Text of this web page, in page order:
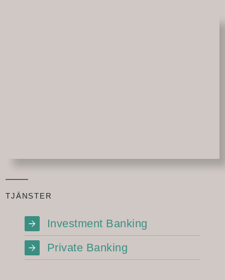
TJÄNSTER
Investment Banking
Private Banking